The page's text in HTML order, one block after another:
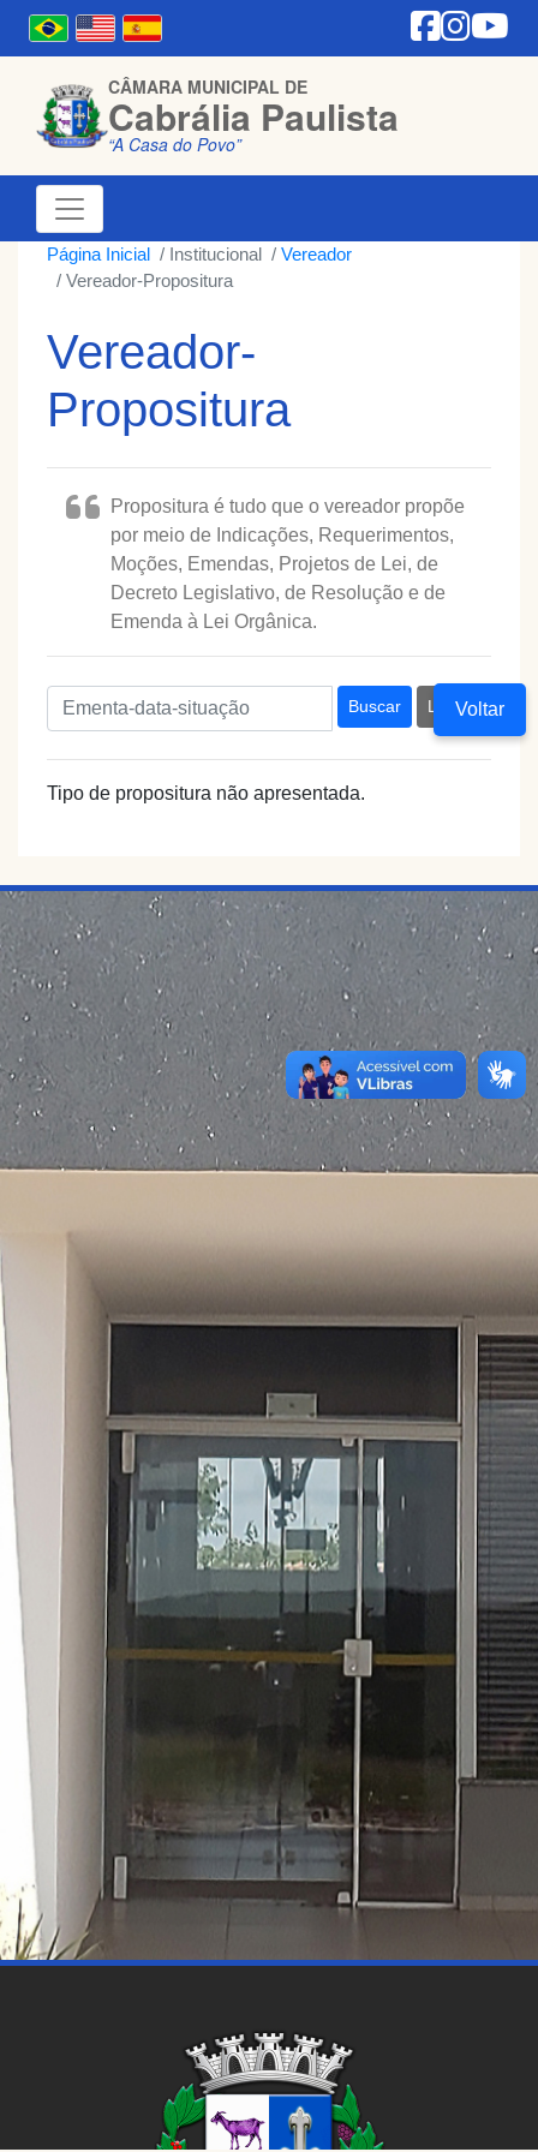
CÂMARA MUNICIPAL DE
Cabrália Paulista
“A Casa do Povo”
Voltar
Página Inicial Institucional
Vereador
Vereador-Propositura
Vereador-
Propositura
Propositura é tudo que o vereador propõe
por meio de Indicações, Requerimentos,
Moções, Emendas, Projetos de Lei, de
Decreto Legislativo, de Resolução e de
Emenda à Lei Orgânica.
Buscar Limpar
Tipo de propositura não apresentada.